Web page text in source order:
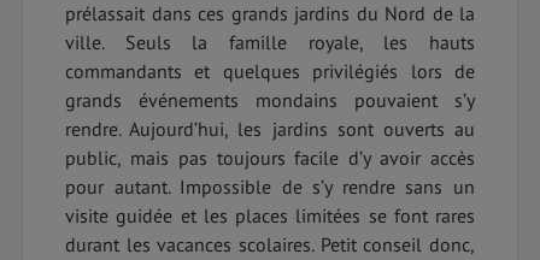
prélassait dans ces grands jardins du Nord de la
ville. Seuls la famille royale, les hauts
commandants et quelques privilégiés lors de
grands événements mondains pouvaient s’y
rendre. Aujourd’hui, les jardins sont ouverts au
public, mais pas toujours facile d’y avoir accès
pour autant. Impossible de s’y rendre sans un
visite guidée et les places limitées se font rares
durant les vacances scolaires. Petit conseil donc,